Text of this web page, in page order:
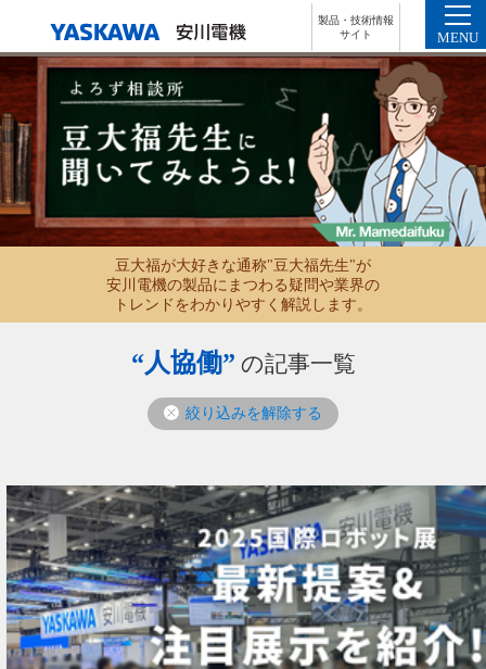
製品・技術情報
サイト
MENU
豆大福が大好きな通称"豆大福先生"が
安川電機の製品にまつわる疑問や業界の
トレンドをわかりやすく解説します。
“人協働” の記事一覧
絞り込みを解除する